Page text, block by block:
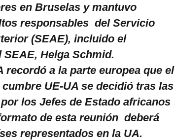
en Bruselas y mantuvo
responsables del Servicio
(SEAE), incluido el
Helga Schmid.
recordó a la parte europea que el
UE-UA se decidió tras las
los Jefes de Estado africanos
de esta reunión deberá
representados en la UA.